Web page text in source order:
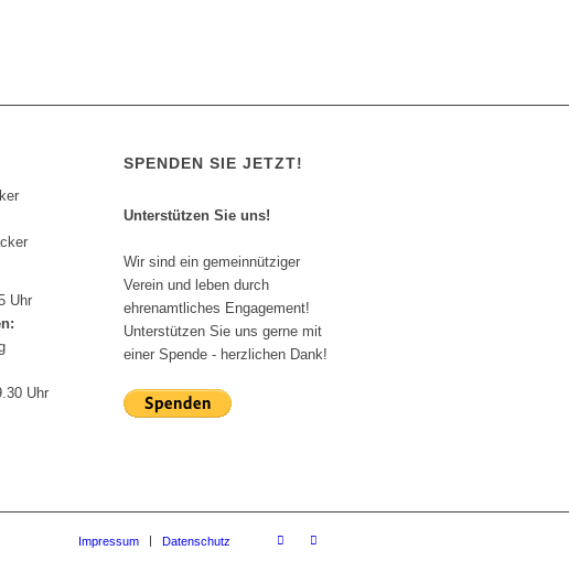
Uhr
Uhr
SPENDEN SIE JETZT!
Unterstützen Sie uns!
Wir sind ein gemeinnütziger
Verein und leben durch
ehrenamtliches Engagement!
Unterstützen Sie uns gerne mit
einer Spende - herzlichen Dank!
Impressum Datenschutz